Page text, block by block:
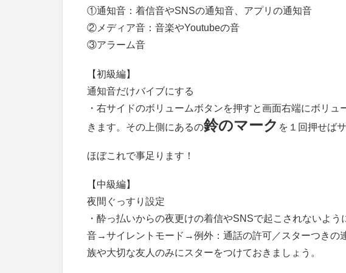
①通知音：着信音やSNSの通知音、アプリの通知音
②メディア音：音楽やYoutubeの音
③アラーム音
【初級編】
通知音だけバイブにする
・右サイドのボリュームボタンを押すと画面右端にボリュ
きます。その上側にあるの鈴のマーク を１回押せば
ほぼこれで事足ります！
【中級編】
夜間ぐっすり設定
・酔っ払いからの夜更けの着信やSNSで起こされないよ
音→サイレントモード→例外：通話の許可／スターつきの
族や大切な友人のみにスターをつけておきましょう。